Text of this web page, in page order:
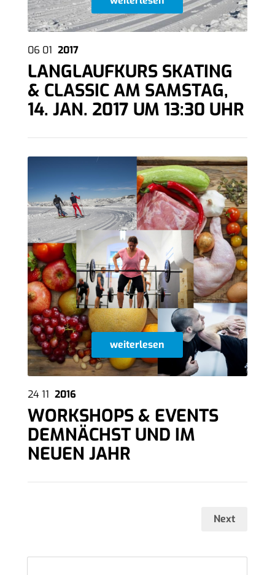
06 01 2017
LANGLAUFKURS SKATING
& CLASSIC AM SAMSTAG,
14. JAN. 2017 UM 13:30 UHR
weiterlesen
24 11 2016
WORKSHOPS & EVENTS
DEMNÄCHST UND IM
NEUEN JAHR
Next